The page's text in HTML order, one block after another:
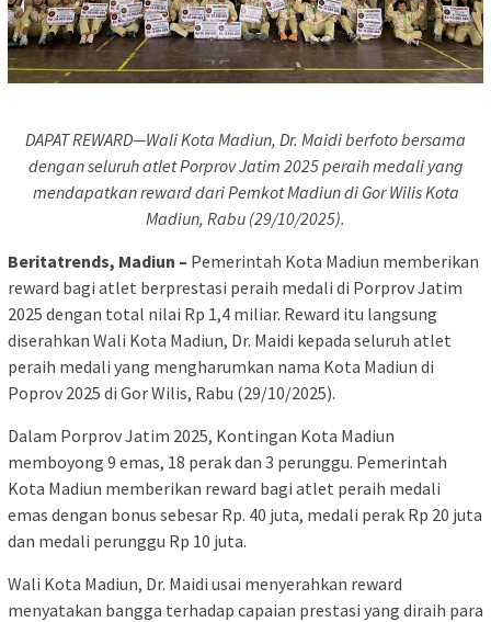
DAPAT REWARD—Wali Kota Madiun, Dr. Maidi berfoto bersama
dengan seluruh atlet Porprov Jatim 2025 peraih medali yang
mendapatkan reward dari Pemkot Madiun di Gor Wilis Kota
Madiun, Rabu (29/10/2025).
Beritatrends, Madiun – Pemerintah Kota Madiun memberikan
reward bagi atlet berprestasi peraih medali di Porprov Jatim
2025 dengan total nilai Rp 1,4 miliar. Reward itu langsung
diserahkan Wali Kota Madiun, Dr. Maidi kepada seluruh atlet
peraih medali yang mengharumkan nama Kota Madiun di
Poprov 2025 di Gor Wilis, Rabu (29/10/2025).
Dalam Porprov Jatim 2025, Kontingan Kota Madiun
memboyong 9 emas, 18 perak dan 3 perunggu. Pemerintah
Kota Madiun memberikan reward bagi atlet peraih medali
emas dengan bonus sebesar Rp. 40 juta, medali perak Rp 20 juta
dan medali perunggu Rp 10 juta.
Wali Kota Madiun, Dr. Maidi usai menyerahkan reward
menyatakan bangga terhadap capaian prestasi yang diraih para